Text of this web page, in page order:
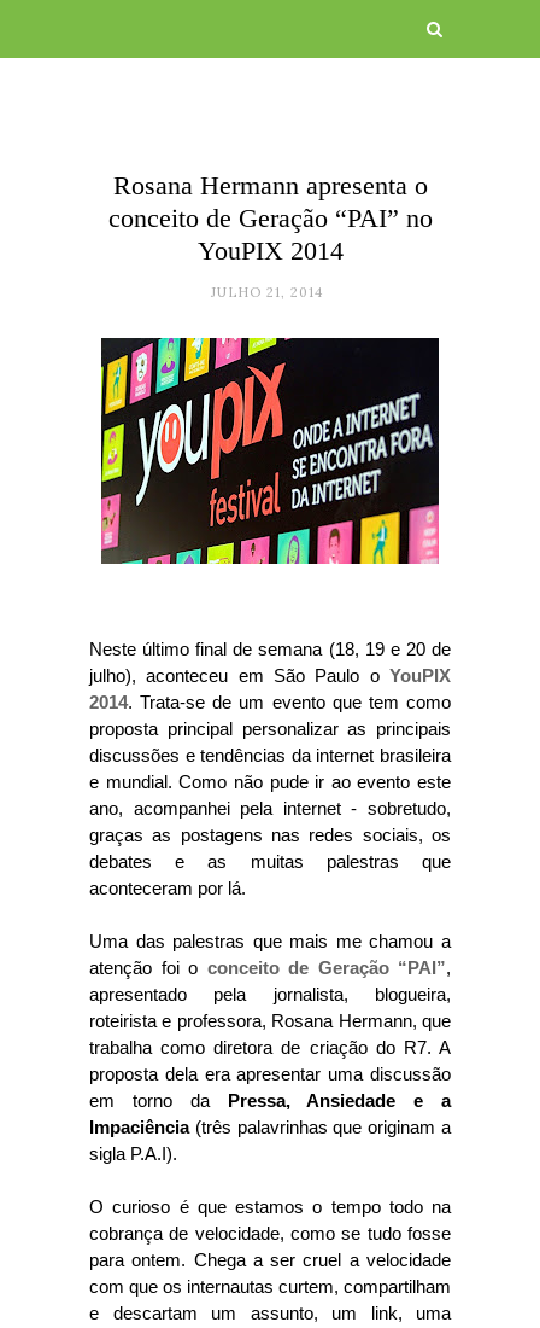
Rosana Hermann apresenta o
conceito de Geração “PAI” no
YouPIX 2014
JULHO 21, 2014
Neste último final de semana (18, 19 e 20 de
julho), aconteceu em São Paulo o YouPIX
2014. Trata-se de um evento que tem como
proposta principal personalizar as principais
discussões e tendências da internet brasileira
e mundial. Como não pude ir ao evento este
ano, acompanhei pela internet - sobretudo,
graças as postagens nas redes sociais, os
debates e as muitas palestras que
aconteceram por lá.
Uma das palestras que mais me chamou a
atenção foi o conceito de Geração “PAI”,
apresentado pela jornalista, blogueira,
roteirista e professora, Rosana Hermann, que
trabalha como diretora de criação do R7. A
proposta dela era apresentar uma discussão
em torno da Pressa, Ansiedade e a
Impaciência(três palavrinhas que originam a
sigla P.A.I).
O curioso é que estamos o tempo todo na
cobrança de velocidade, como se tudo fosse
para ontem. Chega a ser cruel a velocidade
com que os internautas curtem, compartilham
e descartam um assunto, um link, uma